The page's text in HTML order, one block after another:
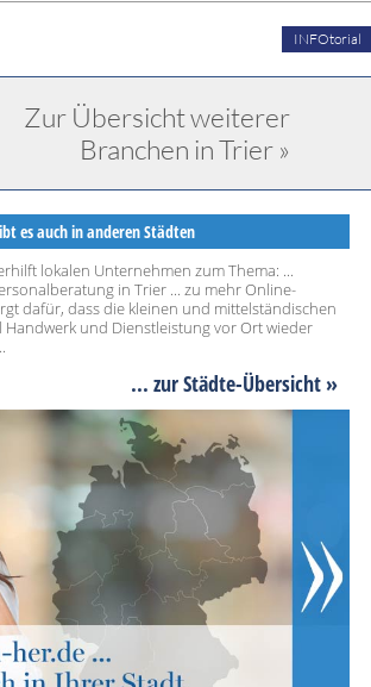
INFOtorial
Zur Übersicht weiterer
Branchen in Trier »
es auch in anderen Städten
lokalen Unternehmen zum Thema: ...
in Trier ... zu mehr Online-
dafür, dass die kleinen und mittelständischen
Handwerk und Dienstleistung vor Ort wieder
... zur Städte-Übersicht »